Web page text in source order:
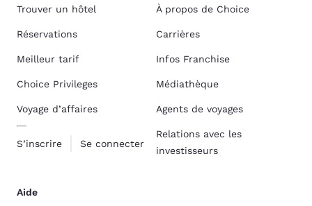
Trouver un hôtel
Réservations
Meilleur tarif
Choice Privileges
Voyage d’affaires
S’inscrire Se connecter
À propos de Choice
Carrières
Infos Franchise
Médiathèque
Agents de voyages
Relations avec les
investisseurs
Aide